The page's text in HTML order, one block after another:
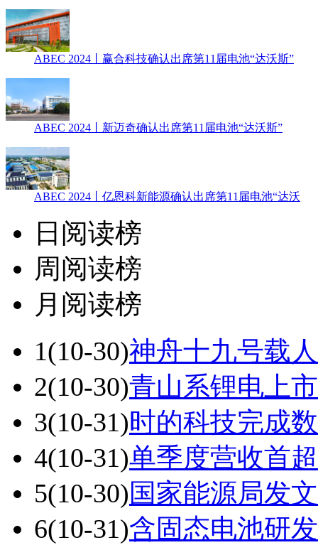
ABEC 2024丨赢合科技确认出席第11届电池“达沃斯”
ABEC 2024丨新迈奇确认出席第11届电池“达沃斯”
ABEC 2024丨亿恩科新能源确认出席第11届电池“达沃
日阅读榜
周阅读榜
月阅读榜
1(10-30)神舟十九号载
2(10-30)青山系锂电上
3(10-31)时的科技完成
4(10-31)单季度营收首
5(10-30)国家能源局发
6(10-31)含固态电池研